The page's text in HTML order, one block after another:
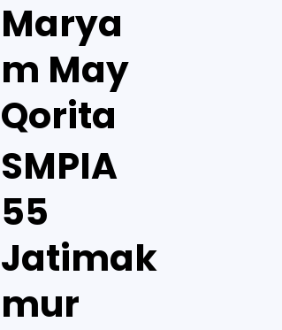
Marya
m May
Qorita
SMPIA
55
Jatimak
mur